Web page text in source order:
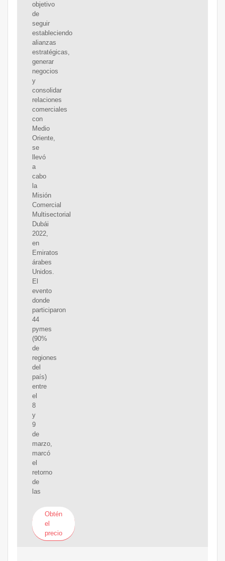
objetivo
de
seguir
estableciendo
alianzas
estratégicas,
generar
negocios
y
consolidar
relaciones
comerciales
con
Medio
Oriente,
se
llevó
a
cabo
la
Misión
Comercial
Multisectorial
Dubái
2022,
en
Emiratos
árabes
Unidos.
El
evento
donde
participaron
44
pymes
(90%
de
regiones
del
país)
entre
el
8
y
9
de
marzo,
marcó
el
retorno
de
las
Obtén
el
precio